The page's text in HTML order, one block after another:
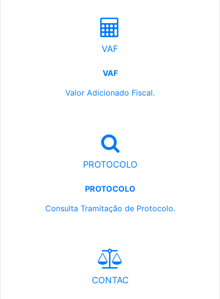
VAF
VAF
Valor Adicionado Fiscal.
PROTOCOLO
PROTOCOLO
Consulta Tramitação de Protocolo.
CONTAC